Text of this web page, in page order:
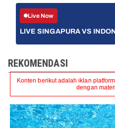
Live Now
LIVE SINGAPURA VS